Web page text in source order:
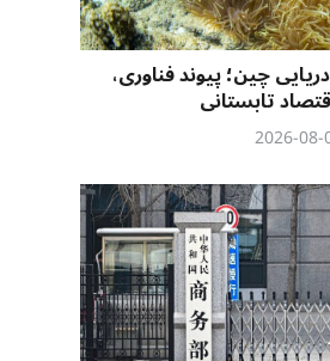
چین؛ پیوند فناوری،
تابستانی